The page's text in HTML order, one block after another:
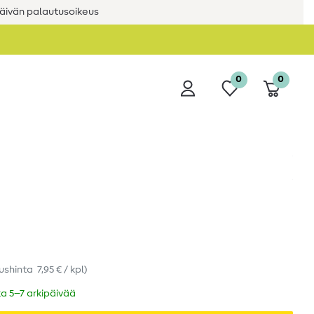
palautusoikeus
0 0
7,95 € / kpl)
5–7 arkipäivää